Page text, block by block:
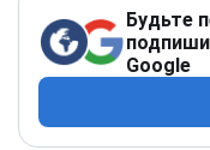
Будьте
Google